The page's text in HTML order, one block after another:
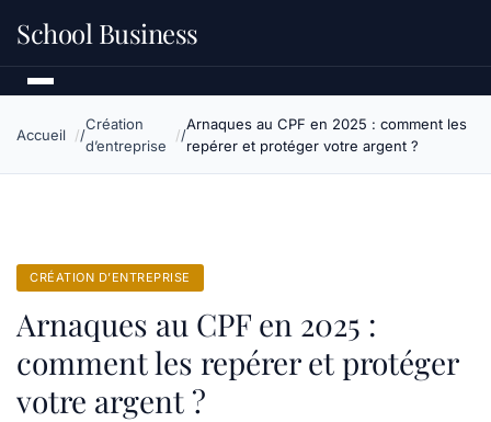
School Business
Accueil
Création
d’entreprise
Arnaques au CPF en 2025 : comment les
repérer et protéger votre argent ?
CRÉATION D’ENTREPRISE
Arnaques au CPF en 2025 :
comment les repérer et protéger
votre argent ?